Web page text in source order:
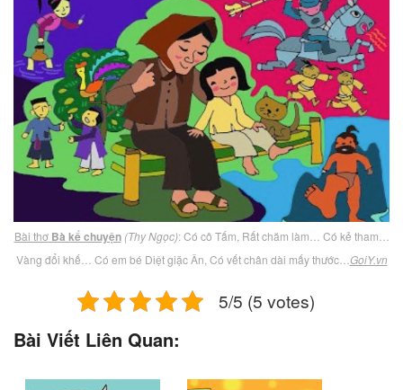
Bài thơBà kể chuyện (Thy Ngọc): Có cô Tấm, Rất chăm làm… Có kẻ tham…
Vàng đổi khế… Có em bé Diệt giặc Ân, Có vết chân dài mấy thước…GoiY.vn
5/5 (5 votes)
Bài Viết Liên Quan: